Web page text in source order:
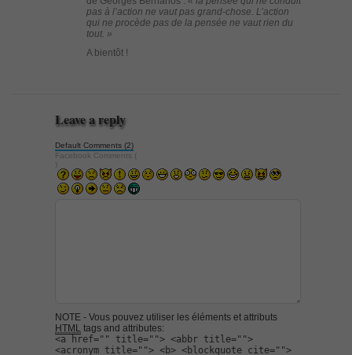
pas à l’action ne vaut pas grand-chose. L’action
qui ne procède pas de la pensée ne vaut rien du
tout. »
A bientôt !
Leave a reply
Default Comments (2)
Facebook Comments (
)
NOTE - Vous pouvez utiliser les éléments et attributs
HTML tags and attributes:
<a href="" title=""> <abbr title="">
<acronym title=""> <b> <blockquote cite="">